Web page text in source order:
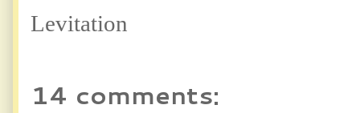
Levitation
14 comments: